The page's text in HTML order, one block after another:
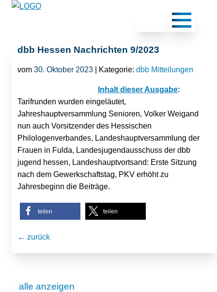
dbb Hessen Nachrichten 9/2023
vom 30. Oktober 2023 | Kategorie: dbb Mitteilungen
Inhalt dieser Ausgabe:
Tarifrunden wurden eingeläutet,
Jahreshauptversammlung Senioren, Volker Weigand
nun auch Vorsitzender des Hessischen
Philologenverbandes, Landeshauptversammlung der
Frauen in Fulda, Landesjugendausschuss der dbb
jugend hessen, Landeshauptvortsand: Erste Sitzung
nach dem Gewerkschaftstag, PKV erhöht zu
Jahresbeginn die Beiträge.
teilen teilen
← zurück
alle anzeigen